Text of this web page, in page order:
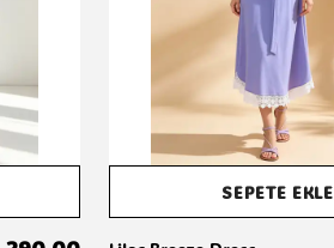
SEPETE EKLE